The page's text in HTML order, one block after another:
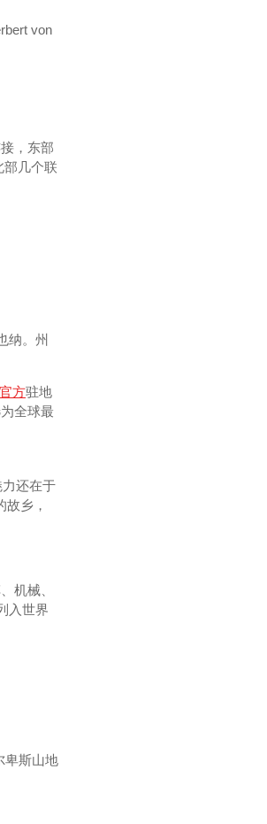
von
，东部
部几个联
纳。州
官方驻地
全球最
还在于
乡，
机械、
入世界
卑斯山地